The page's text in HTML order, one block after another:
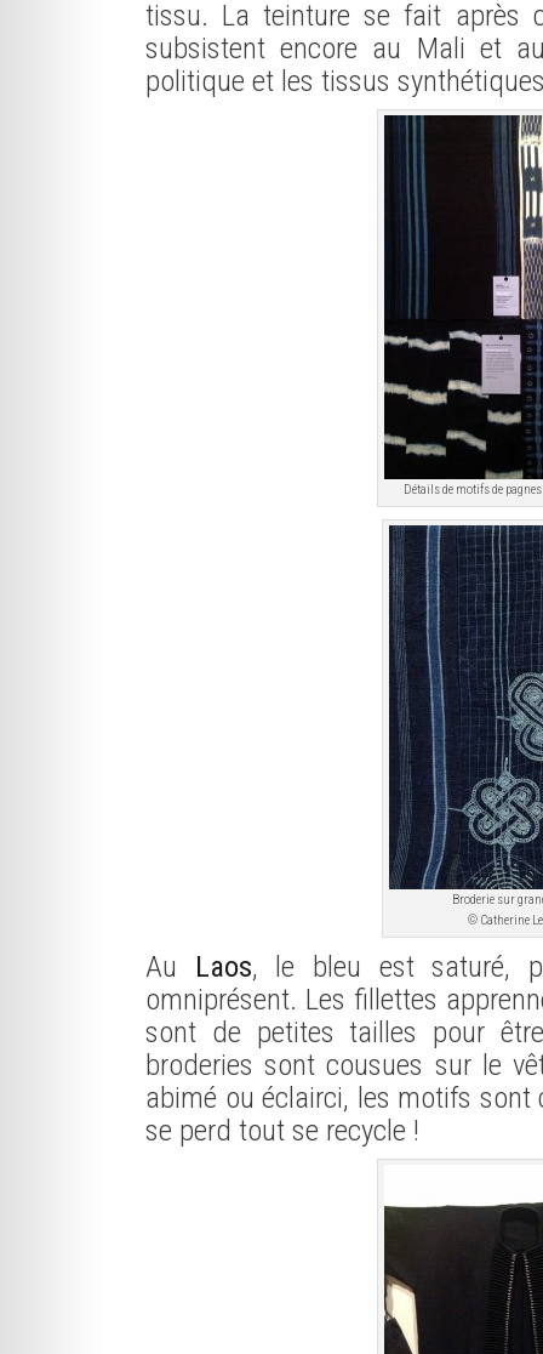
tissu. La teinture se fait après
subsistent encore au Mali et
politique et les tissus
Détails de motifs de
Broderie sur
© Catherine
Au Laos, le bleu est saturé,
omniprésent. Les fillettes
sont de petites tailles pour
broderies sont cousues sur le
abimé ou éclairci, les motifs sont
se perd tout se recycle !